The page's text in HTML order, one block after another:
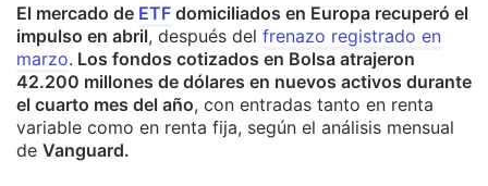
El mercado de ETF domiciliados en Europa recuperó el
impulso en abril, después del frenazo registrado en
marzo. Los fondos cotizados en Bolsa atrajeron
42.200 millones de dólares en nuevos activos durante
el cuarto mes del año, con entradas tanto en renta
variable como en renta fija, según el análisis mensual
de Vanguard.